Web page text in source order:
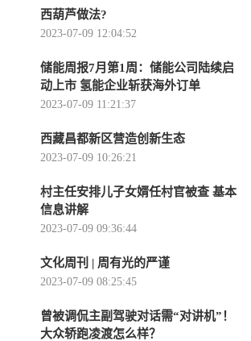
西葫芦做法?
2023-07-09 12:04:52
储能周报7月第1周：储能公司陆续启
动上市 氢能企业斩获海外订单
2023-07-09 11:21:37
西藏昌都新区营造创新生态
2023-07-09 10:26:21
村主任安排儿子女婿任村官被查 基本
信息讲解
2023-07-09 09:36:44
文化周刊 | 周有光的严谨
2023-07-09 08:25:45
曾被调侃主副驾驶对话需“对讲机”！
大众轿跑凌渡怎么样？